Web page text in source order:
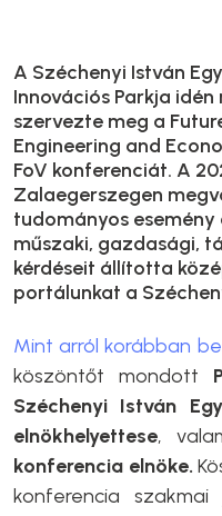
A Széchenyi István
Innovációs Parkja
szervezte meg a
Engineering and
FoV konferenciát. A
Zalaegerszegen
tudományos
műszaki, gazdasági,
kérdéseit állította
portálunkat a
Mint arról korábban
köszöntőt mondott
Széchenyi István
elnökhelyettese,
konferencia elnöke.
konferencia